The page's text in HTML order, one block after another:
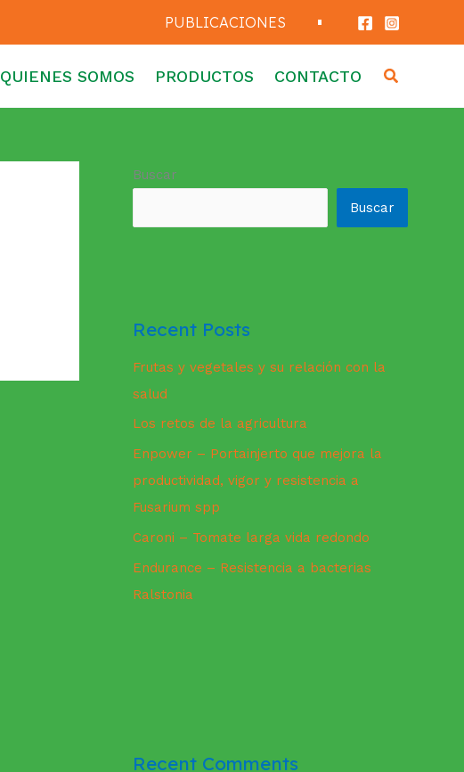
PUBLICACIONES
QUIENES SOMOS PRODUCTOS CONTACTO Buscar
Buscar
Buscar
Recent Posts
Frutas y vegetales y su relación con la
salud
Los retos de la agricultura
Enpower – Portainjerto que mejora la
productividad, vigor y resistencia a
Fusarium spp
Caroni – Tomate larga vida redondo
Endurance – Resistencia a bacterias
Ralstonia
Recent Comments